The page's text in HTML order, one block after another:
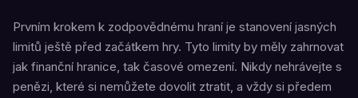
Prvním krokem k zodpovědnému hraní je stanovení jasných
limitů ještě před začátkem hry. Tyto limity by měly zahrnovat
jak finanční hranice, tak časové omezení. Nikdy nehrávejte s
penězi, které si nemůžete dovolit ztratit, a vždy si předem